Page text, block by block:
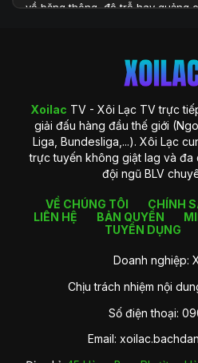
về băng thông, độ trễ hay quảng
dữ liệu phong phú, Xoilac TV
bóng đá, mà còn là một trung
dành cho người hâm mộ bóng đá
Giới thiệu về Xoilac
Xoilac TV là gì?
Xoilac TV - Xôi Lạc TV trực
giải đấu hàng đầu thế giới
Liga, Bundesliga,...). Xôi Lạc
trực tuyến không giật lag và
đội ngũ BLV
VỀ CHÚNG TÔI CHÍNH
LIÊN HỆ
BẢN QUYỀN
TUYỂN DỤNG
Doanh nghiệp:
Chịu trách nhiệm nội
Số điện thoại:
Email: